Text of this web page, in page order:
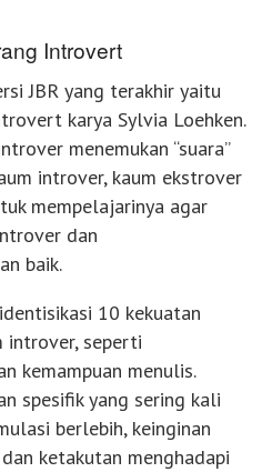
Introvert
JBR yang terakhir yaitu
karya Sylvia Loehken.
menemukan “suara”
introver, kaum ekstrover
mempelajarinya agar
dan
baik.
10 kekuatan
introver, seperti
kemampuan menulis.
spesifik yang sering kali
berlebih, keinginan
ketakutan menghadapi